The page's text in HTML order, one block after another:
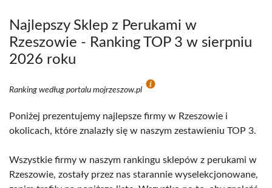
Najlepszy Sklep z Perukami w
Rzeszowie - Ranking TOP 3 w sierpniu
2026 roku
Ranking według portalu mojrzeszow.pl
Poniżej prezentujemy najlepsze firmy w Rzeszowie i
okolicach, które znalazły się w naszym zestawieniu TOP 3.
Wszystkie firmy w naszym rankingu sklepów z perukami w
Rzeszowie, zostały przez nas starannie wyselekcjonowane,